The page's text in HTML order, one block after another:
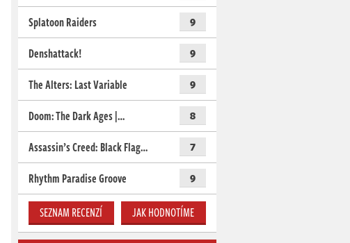
Splatoon Raiders 9
Denshattack! 9
The Alters: Last Variable 9
Doom: The Dark Ages |… 8
Assassin’s Creed: Black Flag… 7
Rhythm Paradise Groove 9
SEZNAM RECENZÍ JAK HODNOTÍME